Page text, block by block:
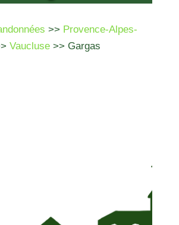
>> Provence-Alpes-
Vaucluse>> Gargas